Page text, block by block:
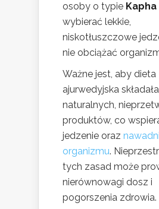
osoby o typie Kapha
wybierać lekkie,
niskotłuszczowe
nie obciążać
Ważne jest, aby dieta
ajurwedyjska
naturalnych,
produktów, co
jedzenie oraz
organizmu.
tych zasad może
nierównowagi dosz i
pogorszenia zdrowia.